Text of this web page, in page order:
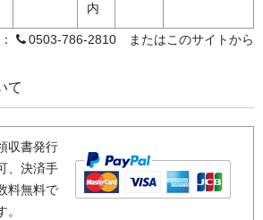
内
0503-786-2810 またはこのサイトから
て
収書発行
、決済手
料無料で
。